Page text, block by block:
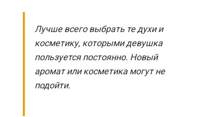
Лучше всего выбрать те духи и
косметику, которыми девушка
пользуется постоянно. Новый
аромат или косметика могут не
подойти.